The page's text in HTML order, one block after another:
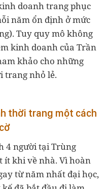
doanh trang phục
năm ổn định ở mức
Tuy quy mô không
kinh doanh của Trần
khảo cho những
trang nhỏ lẻ.
thời trang một cách
4 người tại Trùng
ít khi về nhà. Vì hoàn
từ năm nhất đại học,